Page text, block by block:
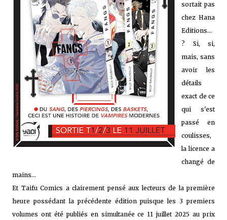
sortait pas
chez Hana
Editions...
? Si, si,
mais, sans
avoir les
détails
exact de ce
qui s'est
passé en
coulisses,
la licence a
changé de
mains...
Et Taifu Comics a clairement pensé aux lecteurs de la première
heure possédant la précédente édition puisque les 3 premiers
volumes ont été publiés en simultanée ce 11 juillet 2025 au prix